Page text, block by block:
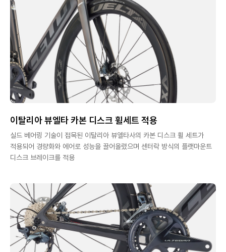
이탈리아 뷰엘타 카본 디스크 휠세트 적용
실드 베어링 기술이 접목된 이탈리아 뷰엘타사의 카본 디스크 휠 세트가
적용되어 경량화와 에어로 성능을 끌어올렸으며 센터락 방식의 플랫마운트
디스크 브레이크를 적용